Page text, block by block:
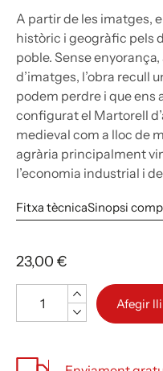
A partir de les imatges,
històric i geogràfic pels
poble. Sense
d’imatges, l’obra recull
podem perdre i que ens
configurat el Martorell
medieval com a lloc de
agrària principalment
l’economia industrial i
Fitxa tècnicaSinopsi
23,00 €
Afegir